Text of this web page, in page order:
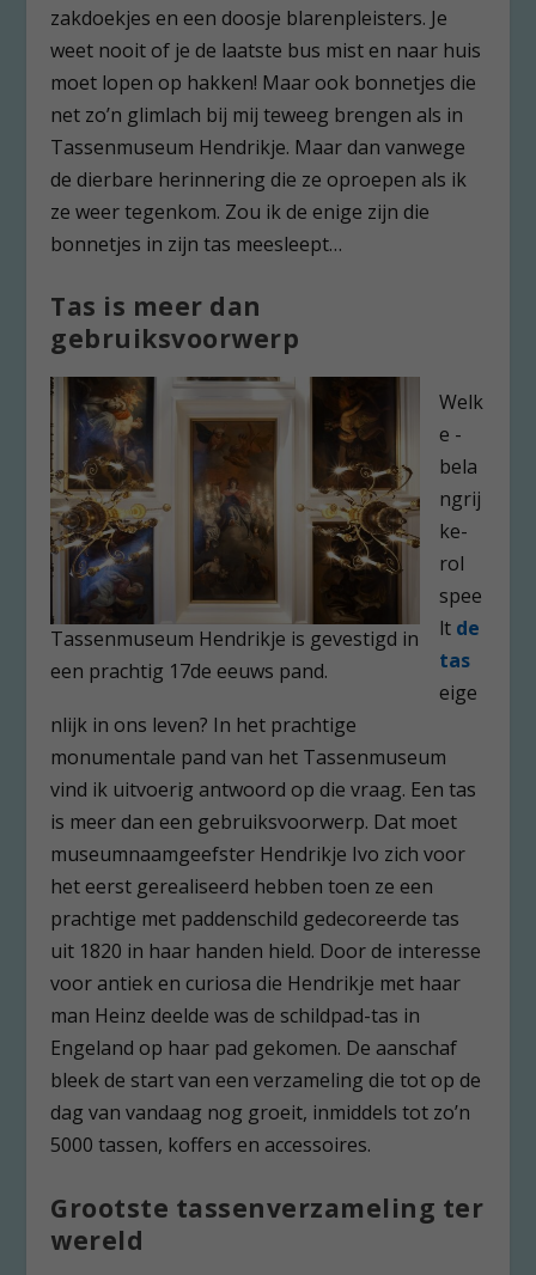
zakdoekjes en een doosje blarenpleisters. Je
weet nooit of je de laatste bus mist en naar huis
moet lopen op hakken! Maar ook bonnetjes die
net zo’n glimlach bij mij teweeg brengen als in
Tassenmuseum Hendrikje. Maar dan vanwege
de dierbare herinnering die ze oproepen als ik
ze weer tegenkom. Zou ik de enige zijn die
bonnetjes in zijn tas meesleept…
Tas is meer dan
gebruiksvoorwerp
Tassenmuseum Hendrikje is gevestigd in
een prachtig 17de eeuws pand.
Welk
e -
bela
ngrij
ke-
rol
spee
lt de
tas
eige
nlijk in ons leven? In het prachtige
monumentale pand van het Tassenmuseum
vind ik uitvoerig antwoord op die vraag. Een tas
is meer dan een gebruiksvoorwerp. Dat moet
museumnaamgeefster Hendrikje Ivo zich voor
het eerst gerealiseerd hebben toen ze een
prachtige met paddenschild gedecoreerde tas
uit 1820 in haar handen hield. Door de interesse
voor antiek en curiosa die Hendrikje met haar
man Heinz deelde was de schildpad-tas in
Engeland op haar pad gekomen. De aanschaf
bleek de start van een verzameling die tot op de
dag van vandaag nog groeit, inmiddels tot zo’n
5000 tassen, koffers en accessoires.
Grootste tassenverzameling ter
wereld